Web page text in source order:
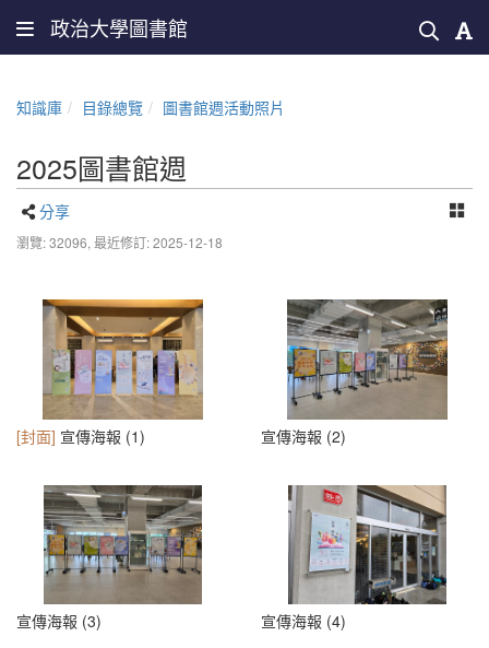
政治大學圖書館
知識庫 目錄總覽 圖書館週活動照片
2025圖書館週
分享
瀏覽: 32096, 最近修訂: 2025-12-18
[封面] 宣傳海報 (1) 宣傳海報 (2)
宣傳海報 (3) 宣傳海報 (4)